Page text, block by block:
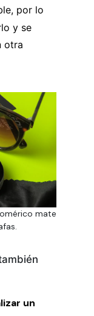
por lo
y se
otra
mate
un